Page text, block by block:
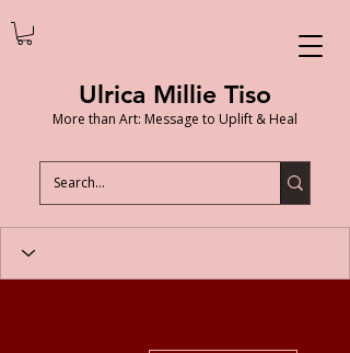
Ulrica Millie Tiso
More than Art: Message to Uplift & Heal